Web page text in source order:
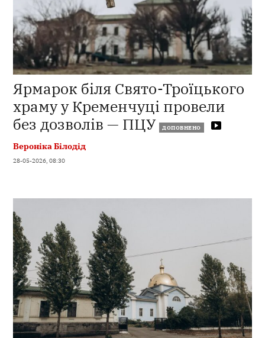
Ярмарок біля Свято-Троїцького
храму у Кременчуці провели
без дозволів — ПЦУ ДОПОВНЕНО
Вероніка Білодід
28-05-2026, 08:30